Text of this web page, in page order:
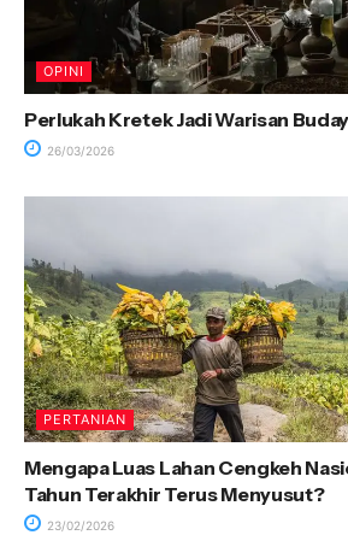
OPINI
Perlukah Kretek Jadi Warisan
26/03/2026
PERTANIAN
Mengapa Luas Lahan Cengkeh
Tahun Terakhir Terus Menyusut?
23/02/2026